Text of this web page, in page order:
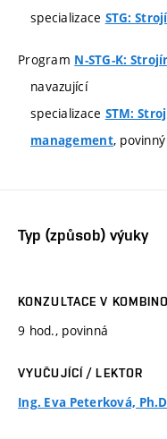
specializace STG:
Program N-STG-K:
navazující
specializace STM:
management, povinný
Typ (způsob) výuky
KONZULTACE V
9 hod., povinná
VYUČUJÍCÍ / LEKTOR
Ing. Eva Peterková,